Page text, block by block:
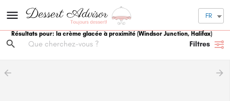
FR
Résultats pour: la crème glacée à proximité (Windsor Junction, Halifax)
Filtres
arrow_backward arrow_forward